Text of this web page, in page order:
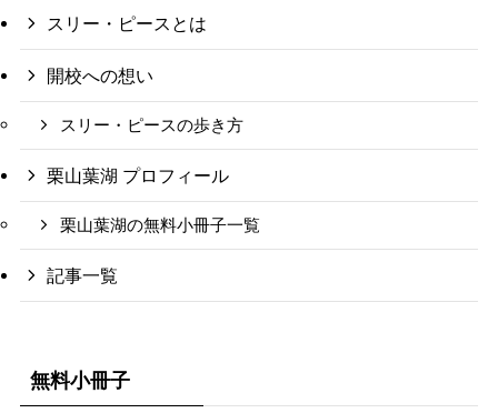
スリー・ピースとは
開校への想い
スリー・ピースの歩き方
栗山葉湖 プロフィール
栗山葉湖の無料小冊子一覧
記事一覧
無料小冊子